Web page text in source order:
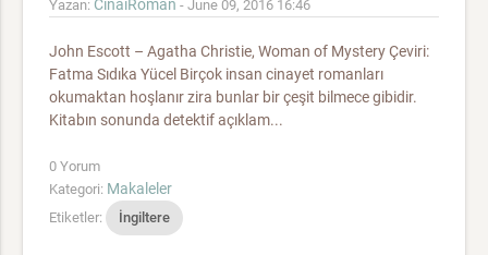
Yazan: CinaiRoman - June 09, 2016 16:46
John Escott – Agatha Christie, Woman of Mystery Çeviri:
Fatma Sıdıka Yücel Birçok insan cinayet romanları
okumaktan hoşlanır zira bunlar bir çeşit bilmece gibidir.
Kitabın sonunda detektif açıklam...
0 Yorum
Kategori: Makaleler
Etiketler: İngiltere